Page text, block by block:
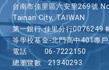
台南市佳里區六安里269號
Tainan City, TAIWAN
第一銀行 佳里分行0076249
等學校基金-北門高中401專
電話
06-7222150
總瀏覽數
21340293